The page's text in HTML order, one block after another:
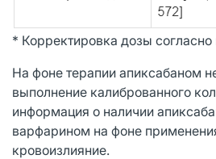
* Корректировка дозы
На фоне терапии апиксабаном
выполнение калиброванного
информация о наличии
варфарином на фоне
кровоизлияние.